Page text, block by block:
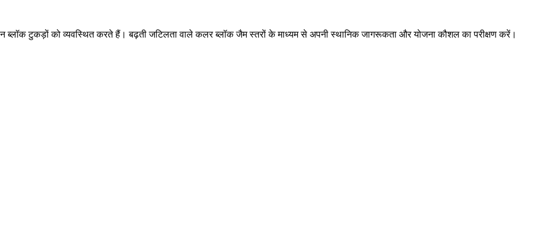
ब्लॉक टुकड़ों को व्यवस्थित करते हैं। बढ़ती जटिलता वाले कलर ब्लॉक जैम स्तरों के माध्यम से अपनी स्थानिक जागरूकता और योजना कौशल का परीक्षण करें।